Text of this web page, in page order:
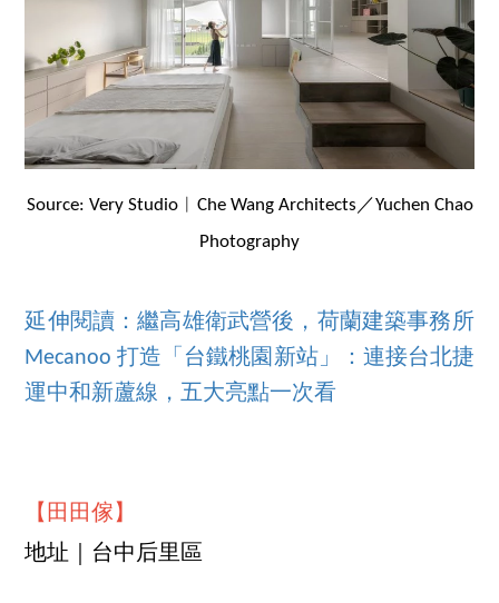
Source: Very Studio︱Che Wang Architects／Yuchen Chao
Photography
延伸閱讀：繼高雄衛武營後，荷蘭建築事務所
Mecanoo 打造「台鐵桃園新站」：連接台北捷
運中和新蘆線，五大亮點一次看
【田田傢】
地址｜台中后里區